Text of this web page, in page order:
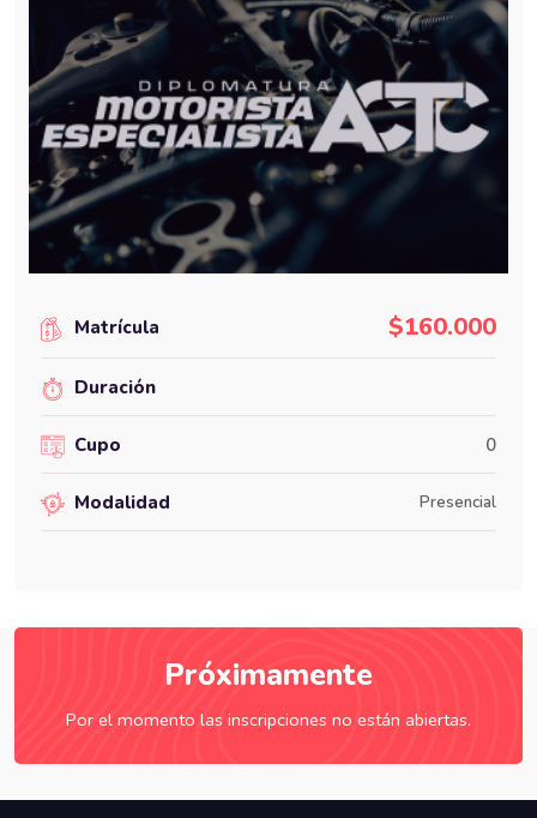
Matrícula $160.000
Duración
Cupo 0
Modalidad Presencial
Próximamente
Por el momento las inscripciones no están abiertas.